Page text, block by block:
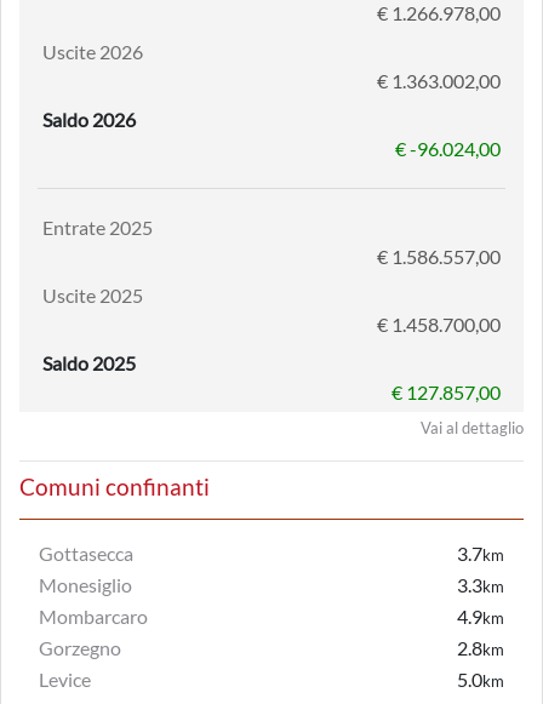
€ 1.266.978,00
Uscite 2026
€ 1.363.002,00
Saldo 2026
€ -96.024,00
Entrate 2025
€ 1.586.557,00
Uscite 2025
€ 1.458.700,00
Saldo 2025
€ 127.857,00
Vai al dettaglio
Comuni confinanti
Gottasecca 3.7km
Monesiglio 3.3km
Mombarcaro 4.9km
Gorzegno 2.8km
Levice 5.0km